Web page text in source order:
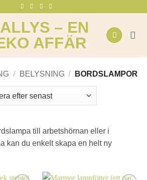
/ BELYSNING / BORDSLAMPOR
till arbetshörnan eller i
kan du enkelt skapa en helt ny